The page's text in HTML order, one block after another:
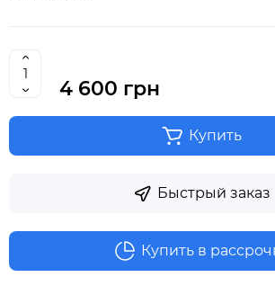
4 600 грн
Купить
Быстрый заказ
Купить в